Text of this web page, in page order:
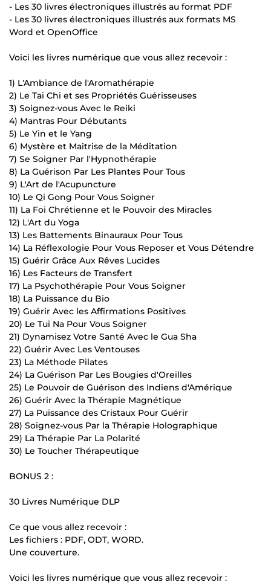
- Les 30 livres électroniques illustrés au format PDF
- Les 30 livres électroniques illustrés aux formats MS
Word et OpenOffice
Voici les livres numérique que vous allez recevoir :
1) L'Ambiance de l'Aromathérapie
2) Le Tai Chi et ses Propriétés Guérisseuses
3) Soignez-vous Avec le Reiki
4) Mantras Pour Débutants
5) Le Yin et le Yang
6) Mystère et Maitrise de la Méditation
7) Se Soigner Par l'Hypnothérapie
8) La Guérison Par Les Plantes Pour Tous
9) L'Art de l'Acupuncture
10) Le Qi Gong Pour Vous Soigner
11) La Foi Chrétienne et le Pouvoir des Miracles
12) L'Art du Yoga
13) Les Battements Binauraux Pour Tous
14) La Réflexologie Pour Vous Reposer et Vous Détendre
15) Guérir Grâce Aux Rêves Lucides
16) Les Facteurs de Transfert
17) La Psychothérapie Pour Vous Soigner
18) La Puissance du Bio
19) Guérir Avec les Affirmations Positives
20) Le Tui Na Pour Vous Soigner
21) Dynamisez Votre Santé Avec le Gua Sha
22) Guérir Avec Les Ventouses
23) La Méthode Pilates
24) La Guérison Par Les Bougies d'Oreilles
25) Le Pouvoir de Guérison des Indiens d'Amérique
26) Guérir Avec la Thérapie Magnétique
27) La Puissance des Cristaux Pour Guérir
28) Soignez-vous Par la Thérapie Holographique
29) La Thérapie Par La Polarité
30) Le Toucher Thérapeutique
BONUS 2 :
30 Livres Numérique DLP
Ce que vous allez recevoir :
Les fichiers : PDF, ODT, WORD.
Une couverture.
Voici les livres numérique que vous allez recevoir :